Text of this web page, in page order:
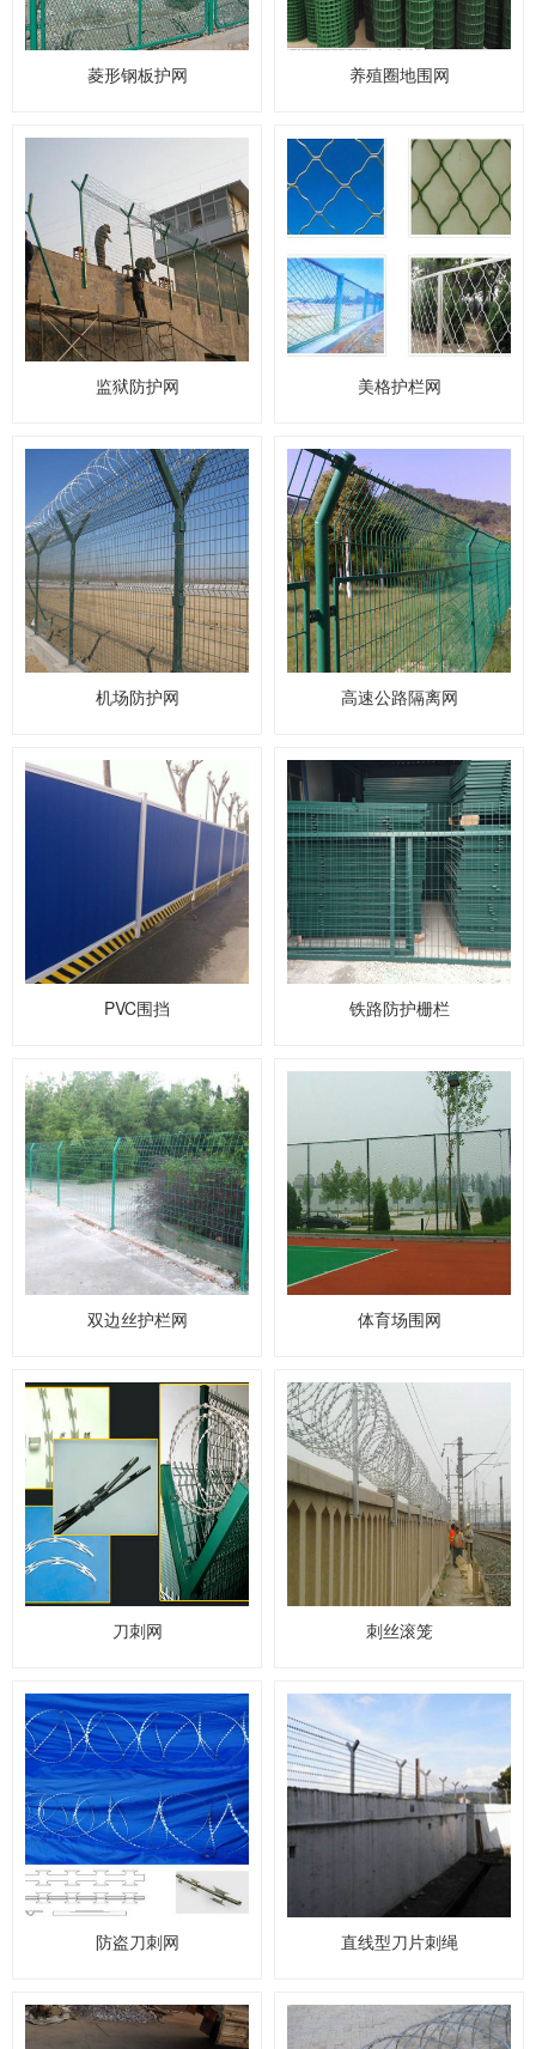
菱形钢板护网 养殖圈地围网
监狱防护网 美格护栏网
机场防护网 高速公路隔离网
PVC围挡 铁路防护栅栏
双边丝护栏网 体育场围网
刀刺网 刺丝滚笼
防盗刀刺网 直线型刀片刺绳